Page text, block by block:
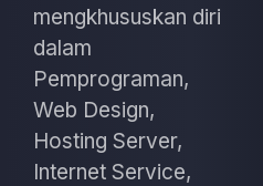
mengkhususkan diri
dalam
Pemprograman,
Web Design,
Hosting Server,
Internet Service,